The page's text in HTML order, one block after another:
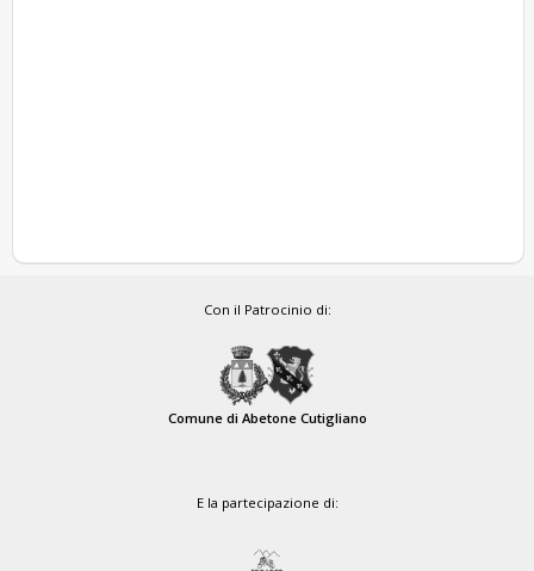
Con il Patrocinio di:
Comune di Abetone Cutigliano
E la partecipazione di: